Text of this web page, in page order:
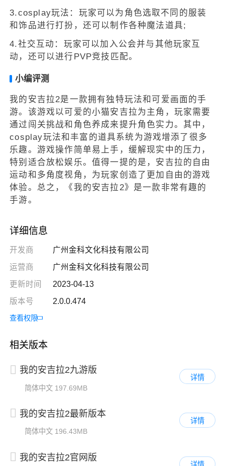
3.cosplay玩法：玩家可以为角色选取不同的服装
和饰品进行打扮，还可以制作各种魔法道具;
4.社交互动：玩家可以加入公会并与其他玩家互
动，还可以进行PVP竞技匹配。
小编评测
我的安吉拉2是一款拥有独特玩法和可爱画面的手
游。该游戏以可爱的小猫安吉拉为主角，玩家需要
通过闯关挑战和角色养成来提升角色实力。其中，
cosplay玩法和丰富的道具系统为游戏增添了很多
乐趣。游戏操作简单易上手，缓解现实中的压力，
特别适合放松娱乐。值得一提的是，安吉拉的自由
运动和多角度视角，为玩家创造了更加自由的游戏
体验。总之，《我的安吉拉2》是一款非常有趣的
手游。
详细信息
开发商
广州金科文化科技有限公司
运营商
广州金科文化科技有限公司
更新时间
2023-04-13
版本号
2.0.0.474
查看权限
相关版本
我的安吉拉2九游版
简体中文 197.69MB
详情
我的安吉拉2最新版本
简体中文 196.43MB
详情
我的安吉拉2官网版